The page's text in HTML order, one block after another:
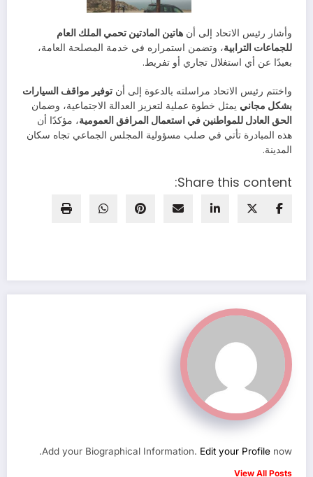
وأشار رئيس الاتحاد إلى أن هاتين المادتين تحمي الملك العام
للجماعات الترابية، وتضمن استمراره في خدمة المصلحة العامة،
بعيدًا عن أي استغلال تجاري أو تفريط.
واختتم رئيس الاتحاد مراسلته بالدعوة إلى أن توفير مواقف السيارات
بشكل مجاني يمثل خطوة عملية لتعزيز العدالة الاجتماعية، وضمان
الحق العادل للمواطنين في استعمال المرافق العمومية، مؤكدًا أن
هذه المبادرة تأتي في صلب مسؤولية المجلس الجماعي تجاه سكان
المدينة.
Share this content:
Add your Biographical Information. Edit your Profile now.
View All Posts